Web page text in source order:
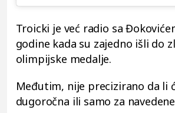
Troicki je već radio sa
godine kada su zajedno išli do
olimpijske medalje.
Međutim, nije precizirano da li
dugoročna ili samo za